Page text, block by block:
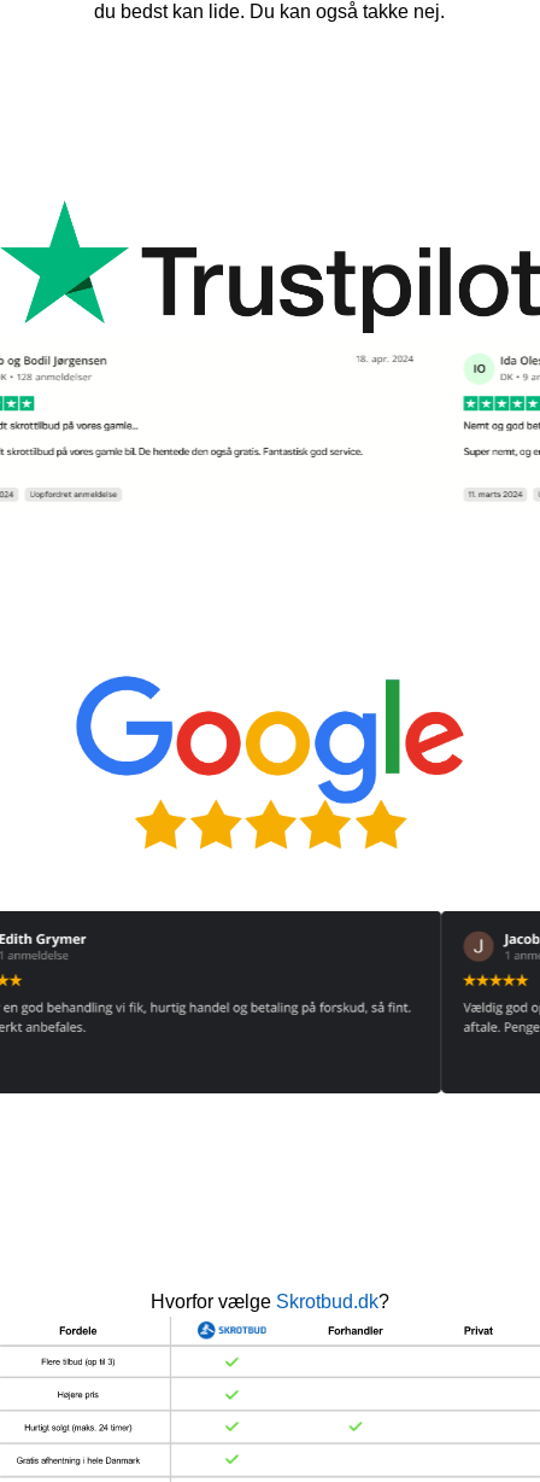
du bedst kan lide. Du kan også takke nej.
Hvorfor vælge Skrotbud.dk?